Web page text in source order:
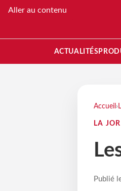
Aller au contenu
ACTUALITÉS
Accueil ›
LA
Publié